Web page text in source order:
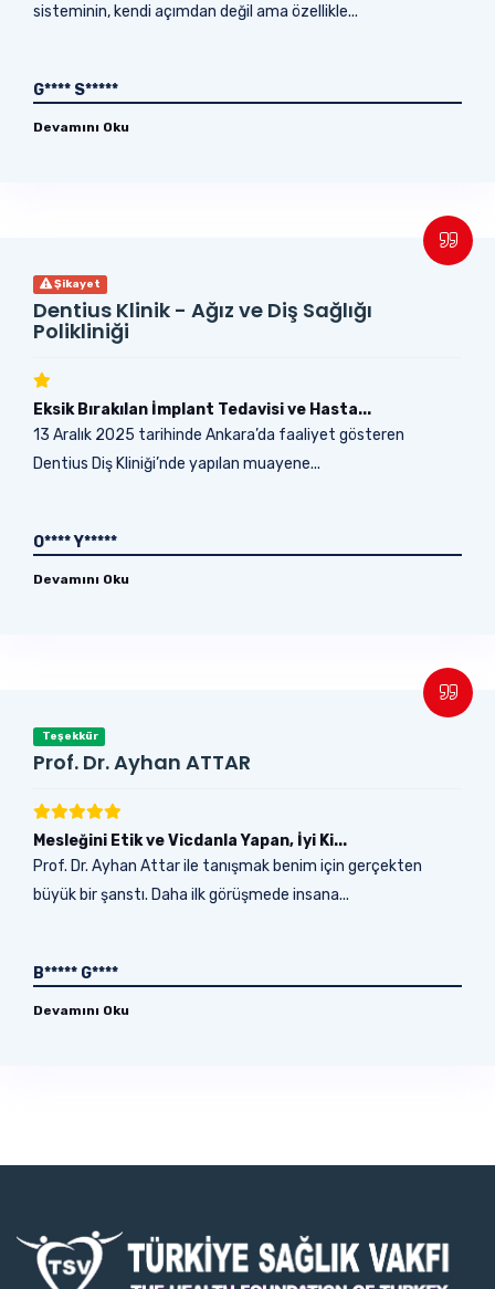
sisteminin, kendi açımdan değil ama özellikle...
G**** S*****
Devamını Oku
Şikayet
Dentius Klinik - Ağız ve Diş Sağlığı
Polikliniği
Eksik Bırakılan İmplant Tedavisi ve Hasta...
13 Aralık 2025 tarihinde Ankara’da faaliyet gösteren
Dentius Diş Kliniği’nde yapılan muayene...
O**** Y*****
Devamını Oku
Teşekkür
Prof. Dr. Ayhan ATTAR
Mesleğini Etik ve Vicdanla Yapan, İyi Ki...
Prof. Dr. Ayhan Attar ile tanışmak benim için gerçekten
büyük bir şanstı. Daha ilk görüşmede insana...
B***** G****
Devamını Oku